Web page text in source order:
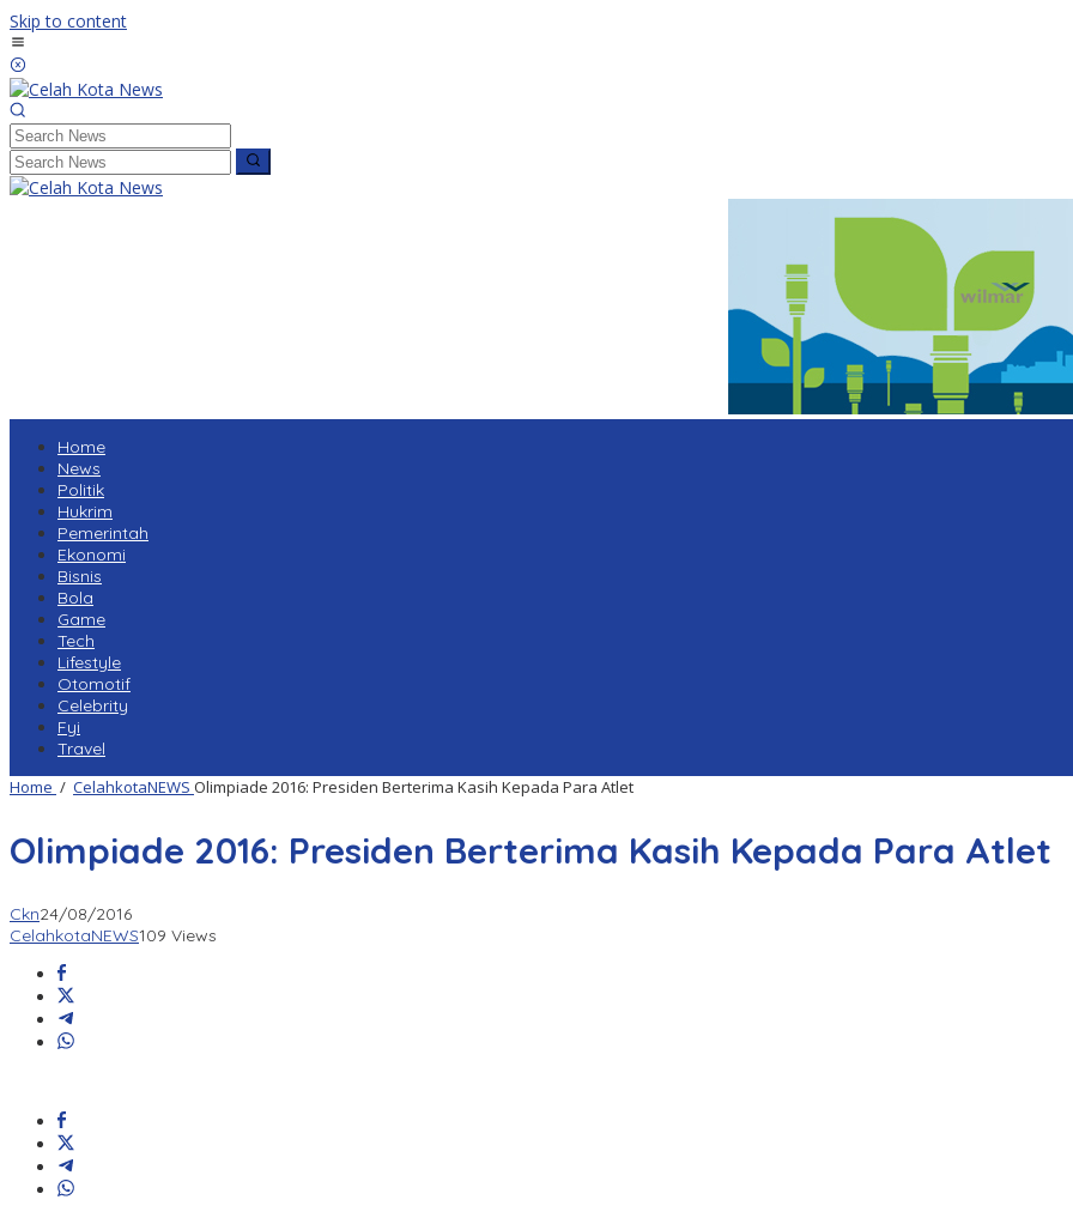
Skip to content
Home
News
Politik
Hukrim
Pemerintah
Ekonomi
Bisnis
Bola
Game
Tech
Lifestyle
Otomotif
Celebrity
Fyi
Travel
Home / CelahkotaNEWS Olimpiade 2016: Presiden Berterima Kasih Kepada Para Atlet
Olimpiade 2016: Presiden Berterima Kasih Kepada Para Atlet
Ckn24/08/2016
CelahkotaNEWS109 Views